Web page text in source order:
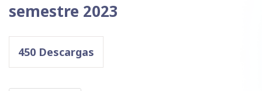
semestre 2023
450 Descargas